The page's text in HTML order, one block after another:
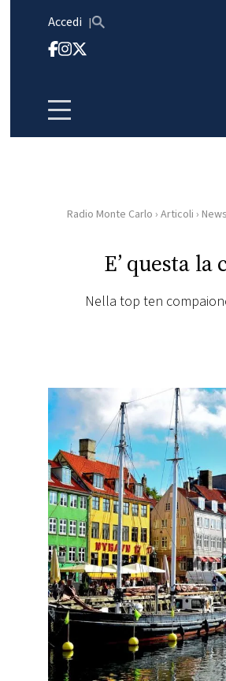
Accedi
HOME
NEWS
FOTO
CONCORSI
EVENTI
VIDEO
TV
Radio Monte Carlo › Articoli ›
E’ questa
Nella top ten